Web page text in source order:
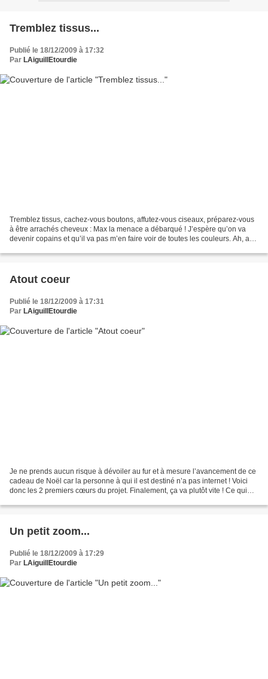
Tremblez tissus...
Publié le 18/12/2009 à 17:32
Par LAiguillEtourdie
Tremblez tissus, cachez-vous boutons, affutez-vous ciseaux, préparez-vous
à être arrachés cheveux : Max la menace a débarqué ! J’espère qu’on va
devenir copains et qu’il va pas m’en faire voir de toutes les couleurs. Ah, au
Atout coeur
Publié le 18/12/2009 à 17:31
Par LAiguillEtourdie
Je ne prends aucun risque à dévoiler au fur et à mesure l’avancement de ce
cadeau de Noël car la personne à qui il est destiné n’a pas internet ! Voici
donc les 2 premiers cœurs du projet. Finalement, ça va plutôt vite ! Ce qui
Un petit zoom...
Publié le 18/12/2009 à 17:29
Par LAiguillEtourdie